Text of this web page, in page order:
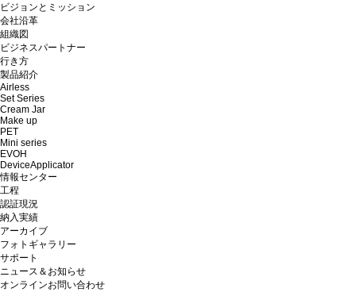
ビジョンとミッション
会社沿革
組織図
ビジネスパートナー
行き方
製品紹介
Airless
Set Series
Cream Jar
Make up
PET
Mini series
EVOH
DeviceApplicator
情報センター
工程
認証現況
納入実績
アーカイブ
フォトギャラリー
サポート
ニュース＆お知らせ
オンラインお問い合わせ